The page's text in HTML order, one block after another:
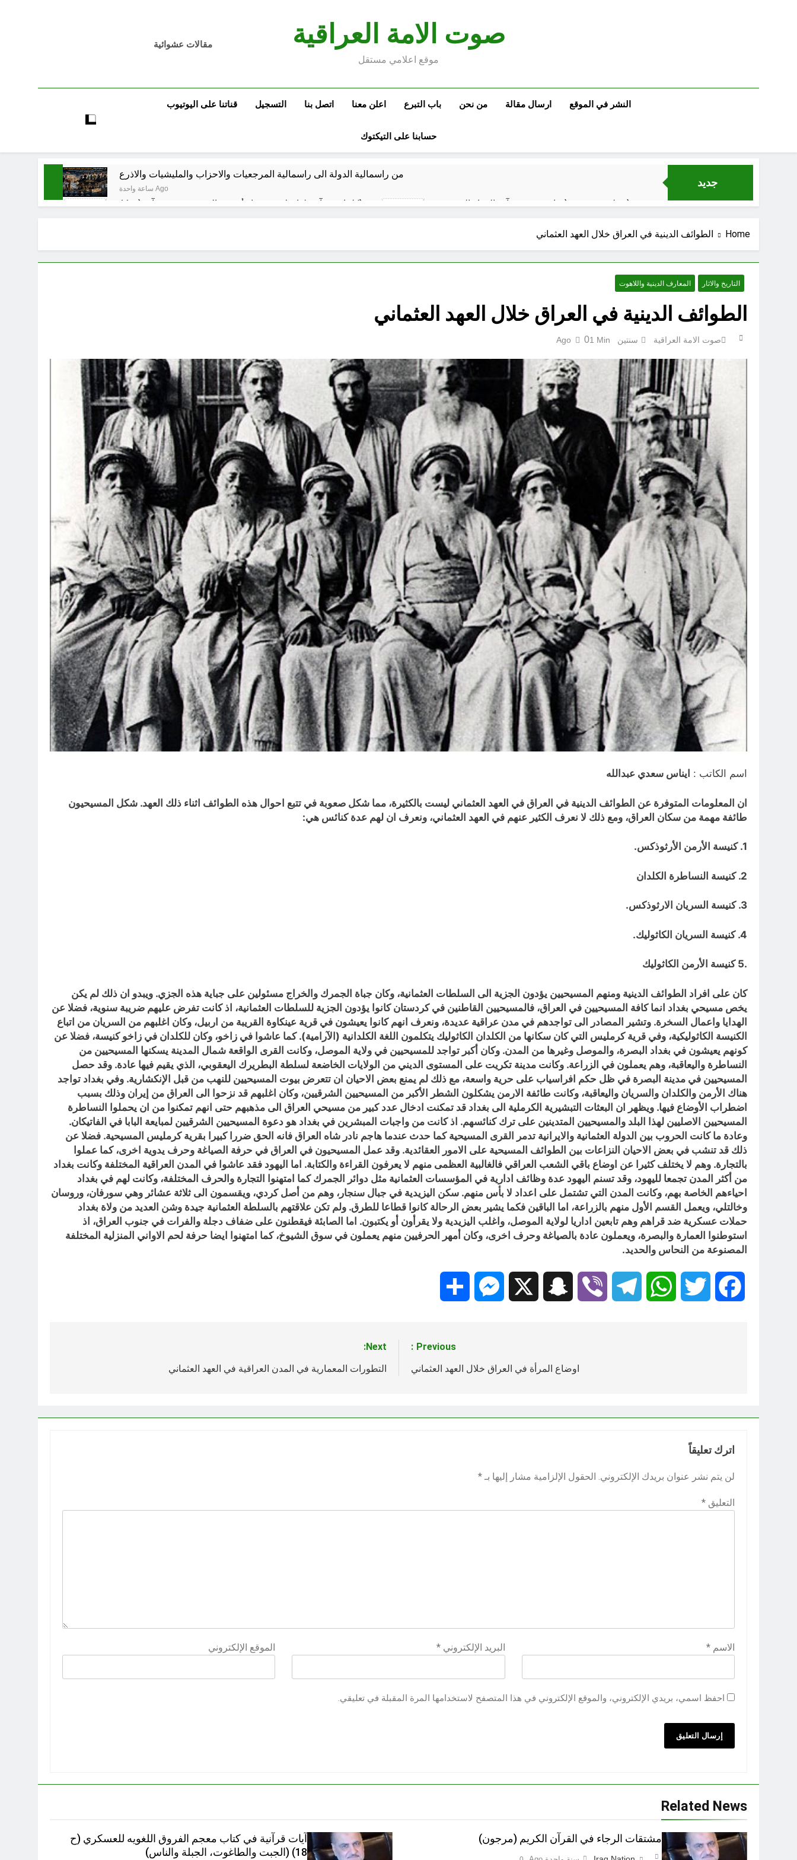
صوت الامة العراقية
موقع اعلامي مستقل
مقالات عشوائية
النشر في الموقع ارسال مقالة من نحن باب التبرع اعلن معنا اتصل بنا التسجيل قناتنا على اليوتيوب
حسابنا على التيكتوك
جديد
من راسمالية الدولة الى راسمالية المرجعيات والاحزاب والمليشيات والاذرع
ساعة واحدة Ago
كلمات قرآنية لها علاقة بمشاة أربعين الحسين: تسقي، آثر (ح 11) مجلس حسيني (دواعي نصب مآتم العزاء الحسيني)
عْاشُورْاءُالسَّنَةُ الثَّالِثةَ عشَرَة(٢٢)[إِنتفاضةُ صفَر…تمرُّدٌ حُسَينيٌّ][ب]
المنبر بين قدسية الرسالة ومخاطر التطفل ماذا لو كان المدير اقوى من الوزير ؟
Home الطوائف الدينية في العراق خلال العهد العثماني
التاريخ والاثار المعارف الدينية واللاهوت
الطوائف الدينية في العراق خلال العهد العثماني
صوت الامة العراقية سنتين Ago 01 Min
اسم الكاتب : ايناس سعدي عبدالله
ان المعلومات المتوفرة عن الطوائف الدينية في العراق في العهد العثماني ليست بالكثيرة، مما شكل صعوبة في تتبع احوال هذه الطوائف اثناء ذلك العهد. شكل المسيحيون
طائفة مهمة من سكان العراق، ومع ذلك لا نعرف الكثير عنهم في العهد العثماني، ونعرف ان لهم عدة كنائس هي:
1. كنيسة الأرمن الأرثوذكس.
2. كنيسة النساطرة الكلدان
3. كنيسة السريان الارثوذكس.
4. كنيسة السريان الكاثوليك.
.5 كنيسة الأرمن الكاثوليك
كان على افراد الطوائف الدينية ومنهم المسيحيين يؤدون الجزية الى السلطات العثمانية، وكان جباة الجمرك والخراج مسئولين على جباية هذه الجزي. ويبدو ان ذلك لم يكن
يخص مسيحي بغداد انما كافة المسيحيين في العراق، فالمسيحيين القاطنين في كردستان كانوا يؤدون الجزية للسلطات العثمانية، اذ كانت تفرض عليهم ضريبة سنوية، فضلا عن
الهدايا واعمال السخرة. وتشير المصادر الى تواجدهم في مدن عراقية عديدة، ونعرف انهم كانوا يعيشون في قرية عينكاوة القريبة من اربيل، وكان اغلبهم من السريان من اتباع
الكنيسة الكاثوليكية، وفي قرية كرمليس التي كان سكانها من الكلدان الكاثوليك يتكلمون اللغة الكلدانية (الآرامية). كما عاشوا في زاخو، وكان للكلدان في زاخو كنيسة، فضلا عن
كونهم يعيشون في بغداد البصرة، والموصل وغيرها من المدن. وكان أكبر تواجد للمسيحيين في ولاية الموصل، وكانت القرى الواقعة شمال المدينة يسكنها المسيحيين من
النساطرة واليعاقبة، وهم يعملون في الزراعة. وكانت مدينة تكريت على المستوى الديني من الولايات الخاضعة لسلطة البطريرك اليعقوبي، الذي يقيم فيها عادة. وقد حصل
المسيحيين في مدينة البصرة في ظل حكم افراسياب على حرية واسعة، مع ذلك لم يمنع بعض الاحيان ان تتعرض بيوت المسيحيين للنهب من قبل الإنكشارية. وفي بغداد تواجد
هناك الأرمن والكلدان والسريان واليعاقبة، وكانت طائفة الارمن يشكلون الشطر الأكبر من المسيحيين الشرقيين، وكان اغلبهم قد نزحوا الى العراق من إيران وذلك بسبب
اضطراب الأوضاع فيها. ويظهر ان البعثات التبشيرية الكرملية الى بغداد قد تمكنت ادخال عدد كبير من مسيحي العراق الى مذهبهم حتى انهم تمكنوا من ان يحملوا النساطرة
المسيحيين الاصليين لهذا البلد والمسيحيين المتدينين على ترك كنائسهم. اذ كانت من واجبات المبشرين في بغداد هو دعوة المسيحيين الشرقيين لمبايعة البابا في الفاتيكان.
وعادة ما كانت الحروب بين الدولة العثمانية والايرانية تدمر القرى المسيحية كما حدث عندما هاجم نادر شاه العراق فانه الحق ضررا كبيرا بقرية كرمليس المسيحية. فضلا عن
ذلك قد تنشب في بعض الاحيان النزاعات بين الطوائف المسيحية على الامور العقائدية. وقد عمل المسيحيون في العراق في حرفة الصياغة وحرف يدوية اخرى، كما عملوا
بالتجارة. وهم لا يختلف كثيرا عن اوضاع باقي الشعب العراقي فالغالبية العظمى منهم لا يعرفون القراءة والكتابة. اما اليهود فقد عاشوا في المدن العراقية المختلفة وكانت بغداد
من أكثر المدن تجمعا لليهود، وقد تسنم اليهود عدة وظائف ادارية في المؤسسات العثمانية مثل دوائر الجمرك كما امتهنوا التجارة والحرف المختلفة، وكانت لهم في بغداد
احياءهم الخاصة بهم، وكانت المدن التي تشتمل على اعداد لا بأس منهم. سكن اليزيدية في جبال سنجار، وهم من أصل كردي، ويقسمون الى ثلاثة عشائر وهي سورفان، وروسان
وخالتلي، ويعمل القسم الأول منهم بالزراعة، اما الباقين فكما يشير بعض الرحالة كانوا قطاعا للطرق. ولم تكن علاقتهم بالسلطة العثمانية جيدة وشن العديد من ولاة بغداد
حملات عسكرية ضد قراهم وهم تابعين اداريا لولاية الموصل، واغلب اليزيدية ولا يقرأون أو يكتبون. اما الصابئة فيقطنون على ضفاف دجلة والفرات في جنوب العراق، اذ
استوطنوا العمارة والبصرة، ويعملون عادة بالصياغة وحرف اخرى، وكان أمهر الحرفيين منهم يعملون في سوق الشيوخ، كما امتهنوا ايضا حرفة لحم الاواني المنزلية المختلفة
المصنوعة من النحاس والحديد.
Facebook
Twitter
WhatsApp
Telegram
Viber
Snapchat
Messenger
Previous:
اوضاع المرأة في العراق خلال العهد العثماني
Next:
التطورات المعمارية في المدن العراقية في العهد العثماني
اترك تعليقاً
لن يتم نشر عنوان بريدك الإلكتروني. الحقول الإلزامية مشار إليها بـ *
التعليق *
الاسم * البريد الإلكتروني* الموقع الإلكتروني
احفظ اسمي، بريدي الإلكتروني، والموقع الإلكتروني في هذا المتصفح لاستخدامها المرة المقبلة في تعليقي.
Related News
مشتقات الرجاء في القرآن الكريم (مرجون)‎
آيات قرآنية في کتاب معجم الفروق اللغويه للعسكري (ح
18) (الجبت والطاغوت، الجبلة والناس)‎